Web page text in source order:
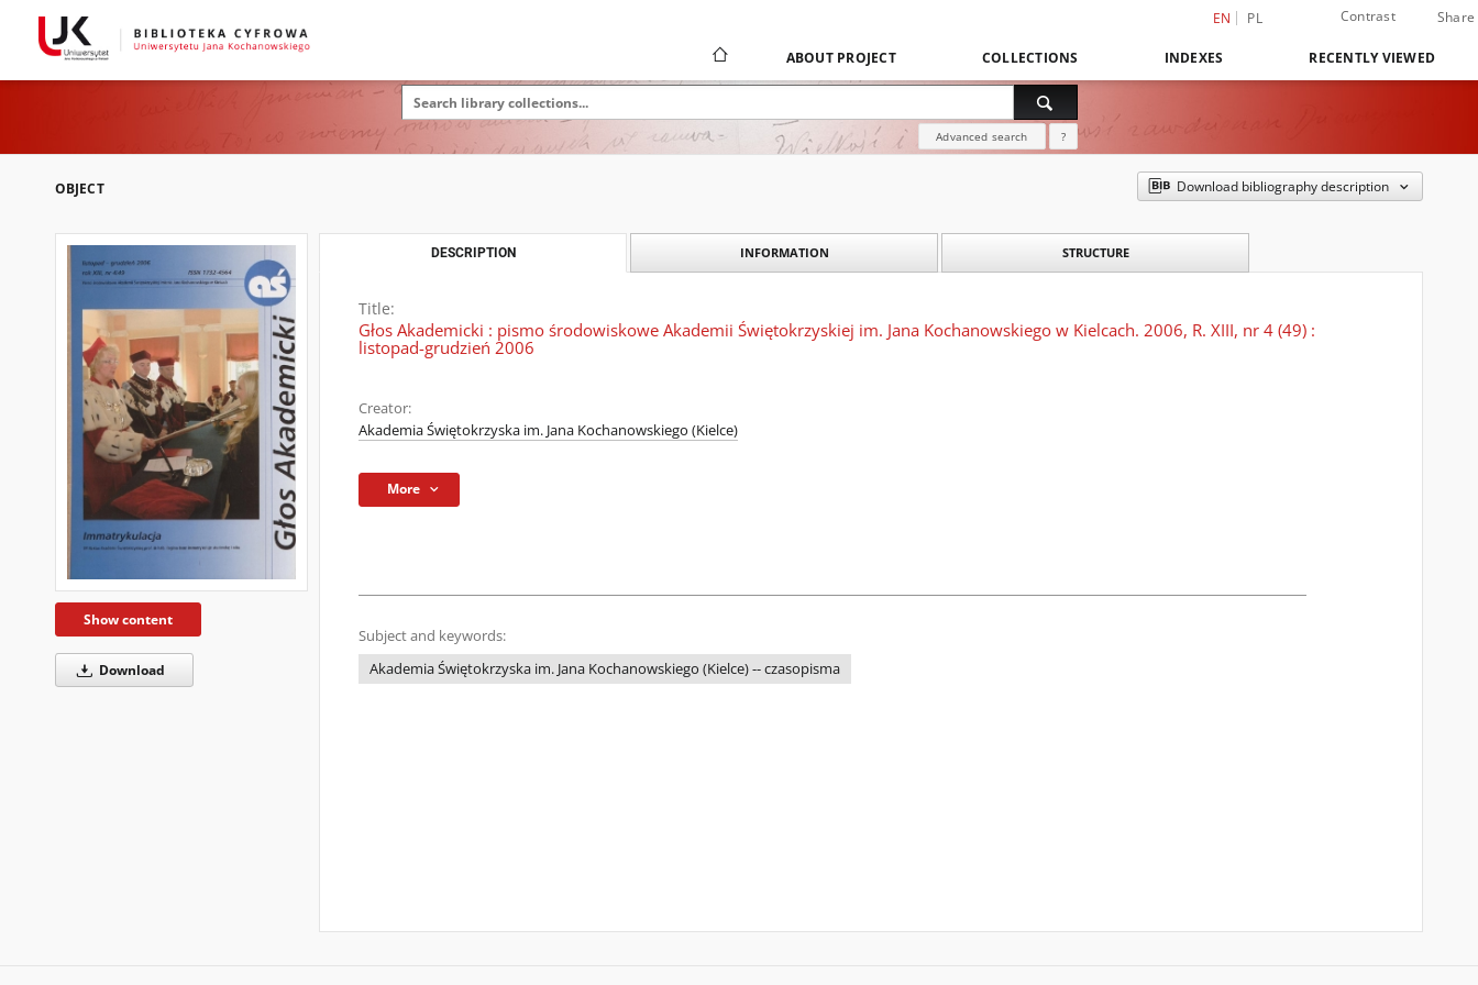
EN PL Contrast Share
ABOUT PROJECT COLLECTIONS INDEXES RECENTLY VIEWED
Advanced search ?
OBJECT Download bibliography description
Show content
Download
DESCRIPTION INFORMATION STRUCTURE
Title:
Głos Akademicki : pismo środowiskowe Akademii Świętokrzyskiej im. Jana Kochanowskiego w Kielcach. 2006, R. XIII, nr 4 (49) :
listopad-grudzień 2006
Creator:
Akademia Świętokrzyska im. Jana Kochanowskiego (Kielce)
More
Subject and keywords:
Akademia Świętokrzyska im. Jana Kochanowskiego (Kielce) -- czasopisma